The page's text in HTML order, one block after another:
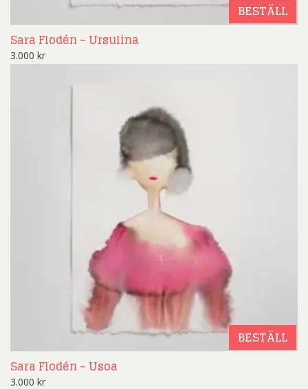
BESTÄLL
Sara Flodén – Ursulina
3.000 kr
BESTÄLL
Sara Flodén – Usoa
3.000 kr